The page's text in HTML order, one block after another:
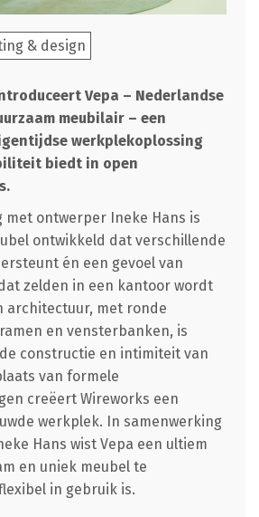
& design
Vepa – Nederlandse
meubilair – een
werkplekoplossing
biedt in open
met ontwerper Ineke Hans is
ontwikkeld dat verschillende
én een gevoel van
zelden in een kantoor wordt
architectuur, met ronde
en vensterbanken, is
constructie en intimiteit van
van formele
creëert Wireworks een
werkplek. In samenwerking
Hans wist Vepa een ultiem
en uniek meubel te
in gebruik is.